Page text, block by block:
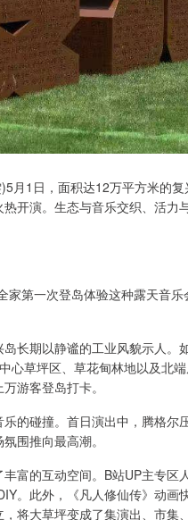
月1日，面积达12万平方米的
热开演。生态与音乐交织、活
家第一次登岛体验这种露天音
长期以静谧的工业风貌示人
心草坪区、草花甸林地以及北
游客登岛打卡。
的碰撞。首日演出中，腾格尔
围推向最高潮。
富的互动空间。B站UP主专
。此外，《凡人修仙传》动
将大草坪变成了集演出、市集